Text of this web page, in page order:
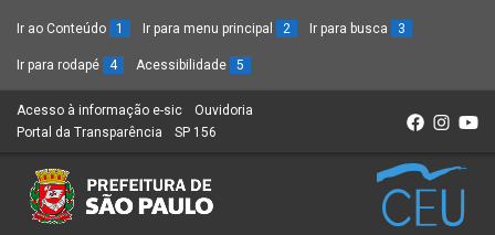
Ir ao Conteúdo 1 Ir para menu principal 2 Ir para busca 3
Ir para rodapé 4 Acessibilidade 5
Acesso à informação e-sic (Link
para
novo
sítio)
Ouvidoria
Portal da Transparência (Link
um
novo
SP 156